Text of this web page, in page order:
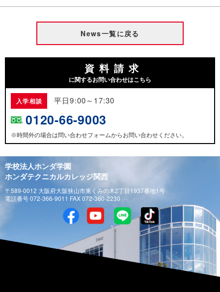
News一覧に戻る
資料請求
に関するお問い合わせはこちら
入学相談 平日9:00～17:30
0120-66-9003
※時間外の場合は問い合わせフォームからお問い合わせください。
学校法人ホンダ学園
ホンダテクニカルカレッジ関西
〒589-0012 大阪府大阪狭山市東くみの木2丁目1937番地1号
電話番号 072-366-9011 FAX 072-360-2230